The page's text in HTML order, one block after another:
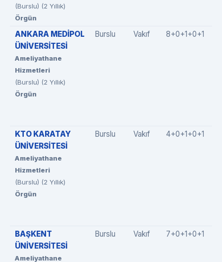
(Burslu) (2 Yıllık)
Örgün
ANKARA MEDİPOL
ÜNİVERSİTESİ
Ameliyathane
Hizmetleri
(Burslu) (2 Yıllık)
Örgün
Burslu Vakıf 8+0+1+0+1
KTO KARATAY
ÜNİVERSİTESİ
Ameliyathane
Hizmetleri
(Burslu) (2 Yıllık)
Örgün
Burslu Vakıf 4+0+1+0+1
BAŞKENT
ÜNİVERSİTESİ
Ameliyathane
Burslu Vakıf 7+0+1+0+1